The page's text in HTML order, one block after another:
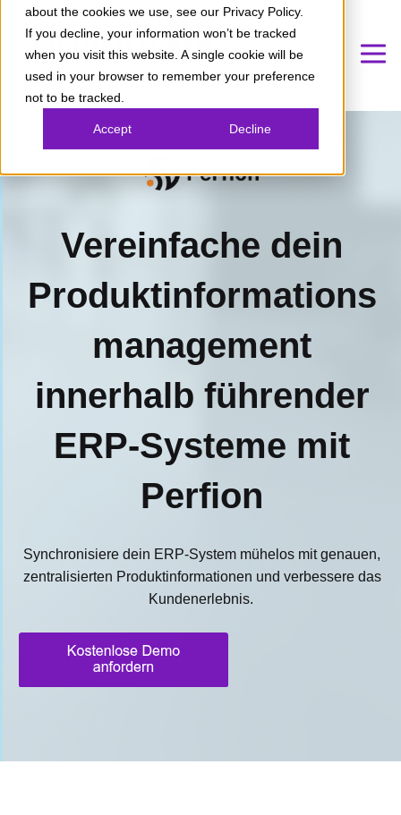
about the cookies we use, see our Privacy Policy.
If you decline, your information won’t be tracked
when you visit this website. A single cookie will be
used in your browser to remember your preference
not to be tracked.
Accept Decline
Vereinfache dein
Produktinformations
management
innerhalb führender
ERP-Systeme mit
Perfion
Synchronisiere dein ERP-System mühelos mit genauen,
zentralisierten Produktinformationen und verbessere das
Kundenerlebnis.